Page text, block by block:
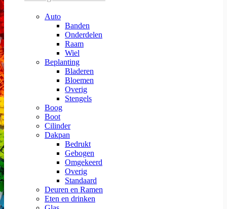
Auto
Banden
Onderdelen
Raam
Wiel
Beplanting
Bladeren
Bloemen
Overig
Stengels
Boog
Boot
Cilinder
Dakpan
Bedrukt
Gebogen
Omgekeerd
Overig
Standaard
Deuren en Ramen
Eten en drinken